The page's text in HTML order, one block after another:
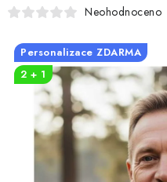
PRO PÁRY
VLASTNÍ MOTIV
TRIČKA
MIKINY
Neohodnoceno
Personalizace ZDARMA
2 + 1